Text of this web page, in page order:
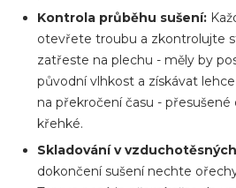
Kontrola průběhu sušení:
otevřete troubu a zkontrolujte
zatřeste na plechu - měly by
původní vlhkost a získávat
na překročení času -
křehké.
Skladování v
dokončení sušení nechte